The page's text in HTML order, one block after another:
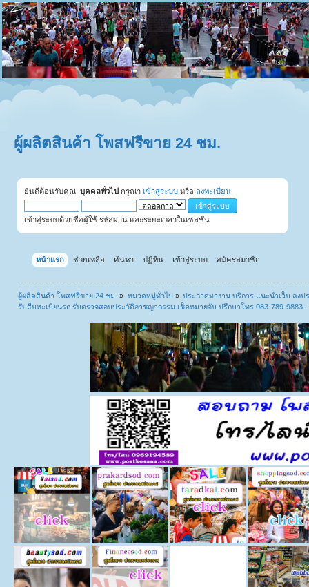
ผู้ผลิตสินค้า โพสฟรีขาย 24 ชม.
ยินดีต้อนรับคุณ, บุคคลทั่วไป กรุณา เข้าสู่ระบบ หรือ ลงทะเบียน
เข้าสู่ระบบด้วยชื่อผู้ใช้ รหัสผ่าน และระยะเวลาในเซสชั่น
หน้าแรก ช่วยเหลือ ค้นหา ปฏิทิน เข้าสู่ระบบ สมัครสมาชิก
ผู้ผลิตสินค้า โพสฟรีขาย 24 ชม. » หมวดหมู่ทั่วไป » ประกาศหางาน บริการ แนะนำเว็บ ลงป
รับสืบทะเบียนรถ รับตรวจสอบประวัติอาชญากรรม เช็คหมายจับ ปรึกษาโทร 083-789-9883.